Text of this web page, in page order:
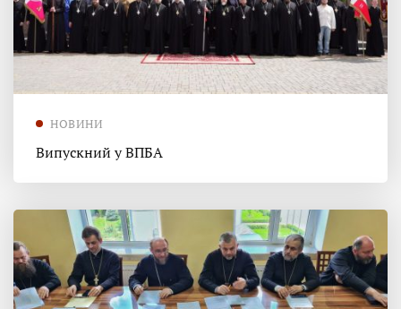
НОВИНИ
Випускний у ВПБА